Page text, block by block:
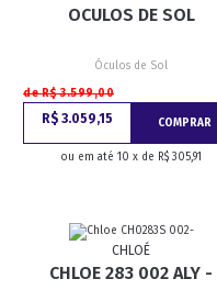
OCULOS DE SOL
Óculos de Sol
de R$ 3.599,00
R$ 3.059,15 COMPRAR
ou em até 10 x de R$ 305,91
CHLOÉ
CHLOE 283 002 ALY -